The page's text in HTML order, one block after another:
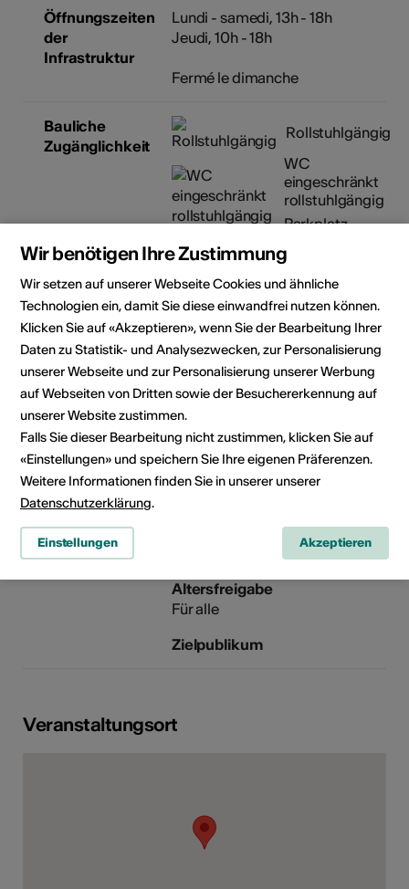
Öffnungszeiten
der
Infrastruktur
Lundi - samedi, 13h - 18h
Jeudi, 10h - 18h
Fermé le dimanche
Bauliche
Zugänglichkeit
Rollstuhlgängig
WC
eingeschränkt
rollstuhlgängig
Parkplatz
rollstuhlgängig
Details zur baulichen
Zugänglichkeit
Veranstalter
Mediathek Wallis - Martigny
Av. de la Gare 15
1920 Martigny
Telefon +41 (0)27 607 15 40
E-Mail
Webseite
Rubrik
Art der Veranstaltung
Altersfreigabe
Für alle
Zielpublikum
Veranstaltungsort
Wir benötigen Ihre Zustimmung
Wir setzen auf unserer Webseite Cookies und ähnliche
Technologien ein, damit Sie diese einwandfrei nutzen können.
Klicken Sie auf «Akzeptieren», wenn Sie der Bearbeitung Ihrer
Daten zu Statistik- und Analysezwecken, zur Personalisierung
unserer Webseite und zur Personalisierung unserer Werbung
auf Webseiten von Dritten sowie der Besuchererkennung auf
unserer Website zustimmen.
Falls Sie dieser Bearbeitung nicht zustimmen, klicken Sie auf
«Einstellungen» und speichern Sie Ihre eigenen Präferenzen.
Weitere Informationen finden Sie in unserer unserer
Datenschutzerklärung.
Einstellungen Akzeptieren